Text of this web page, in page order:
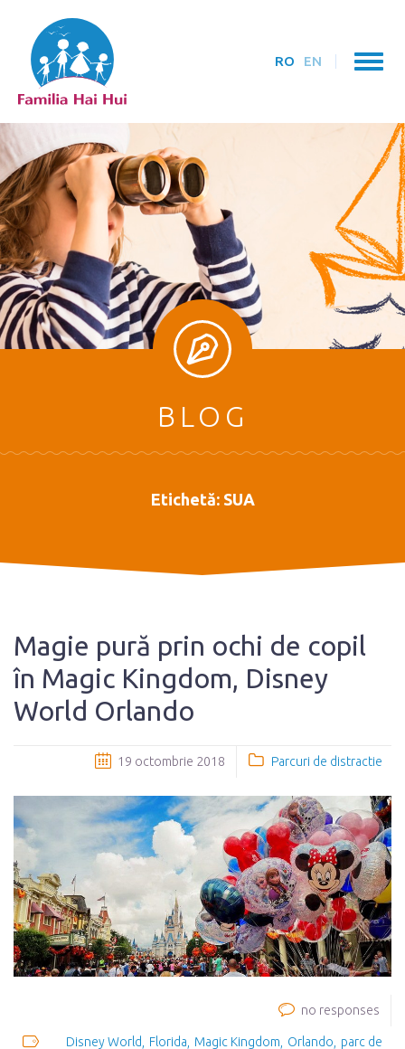
RO EN
BLOG
Etichetă: SUA
Magie pură prin ochi de copil
în Magic Kingdom, Disney
World Orlando
19 octombrie 2018 Parcuri de distractie
no responses
Disney World Florida Magic Kingdom Orlando
parc de